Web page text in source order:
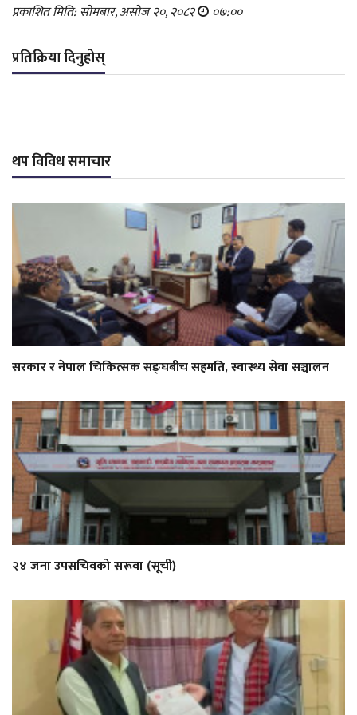
प्रकाशित मिति: सोमबार, असोज २०, २०८२ ०७:००
प्रतिक्रिया दिनुहोस्
थप विविध समाचार
सरकार र नेपाल चिकित्सक सङ्घबीच सहमति, स्वास्थ्य सेवा सञ्चालन
२४ जना उपसचिवको सरूवा (सूची)